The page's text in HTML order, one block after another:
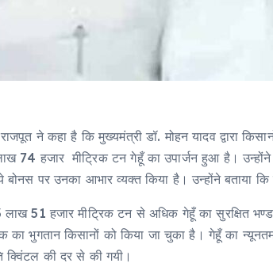
राजपूत ने कहा है कि मुख्यमंत्री डॉ. मोहन यादव द्वारा
74 हजार मीट्रिक टन गेहूँ का उपार्जन हुआ है।
बोनस पर उनका आभार व्यक्त किया है। उन्होंने बताया
51 हजार मीट्रिक टन से अधिक गेहूँ का सुरक्षित
भुगतान किसानों को किया जा चुका है। गेहूँ का
की दर से की गयी।